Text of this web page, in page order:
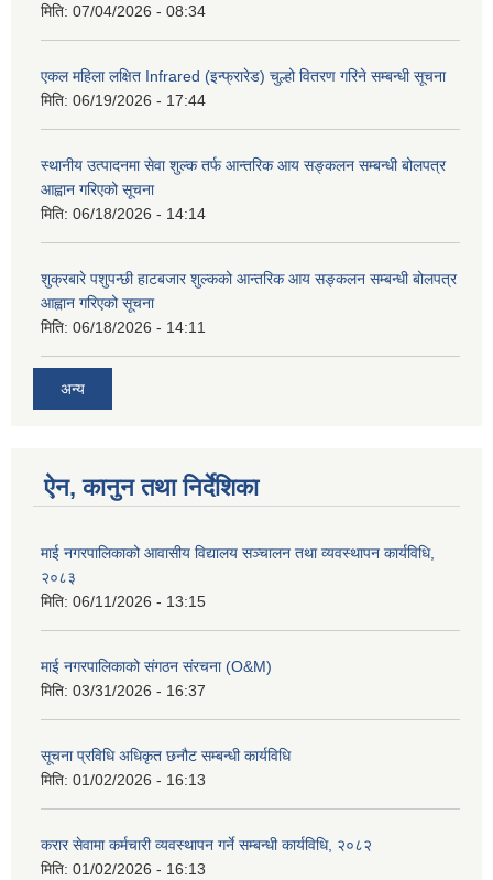
मिति: 07/04/2026 - 08:34
एकल महिला लक्षित Infrared (इन्फ्रारेड) चुल्हो वितरण गरिने सम्बन्धी सूचना
मिति: 06/19/2026 - 17:44
स्थानीय उत्पादनमा सेवा शुल्क तर्फ आन्तरिक आय सङ्कलन सम्बन्धी बोलपत्र
आह्वान गरिएको सूचना
मिति: 06/18/2026 - 14:14
शुक्रबारे पशुपन्छी हाटबजार शुल्कको आन्तरिक आय सङ्कलन सम्बन्धी बोलपत्र
आह्वान गरिएको सूचना
मिति: 06/18/2026 - 14:11
अन्य
ऐन, कानुन तथा निर्देशिका
माई नगरपालिकाको आवासीय विद्यालय सञ्चालन तथा व्यवस्थापन कार्यविधि,
२०८३
मिति: 06/11/2026 - 13:15
माई नगरपालिकाको संगठन संरचना (O&M)
मिति: 03/31/2026 - 16:37
सूचना प्रविधि अधिकृत छनौट सम्बन्धी कार्यविधि
मिति: 01/02/2026 - 16:13
करार सेवामा कर्मचारी व्यवस्थापन गर्ने सम्बन्धी कार्यविधि, २०८२
मिति: 01/02/2026 - 16:13